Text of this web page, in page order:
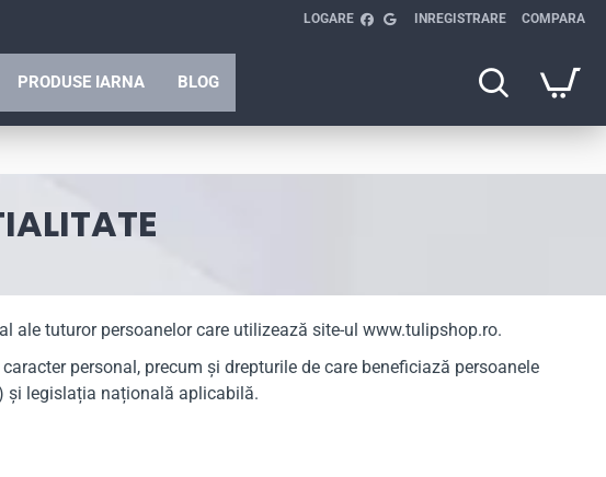
LOGARE INREGISTRARE COMPARA
PRODUSE IARNA BLOG
ale tuturor persoanelor care utilizează site-ul www.tulipshop.ro.
personal, precum și drepturile de care beneficiază persoanele
și legislația națională aplicabilă.